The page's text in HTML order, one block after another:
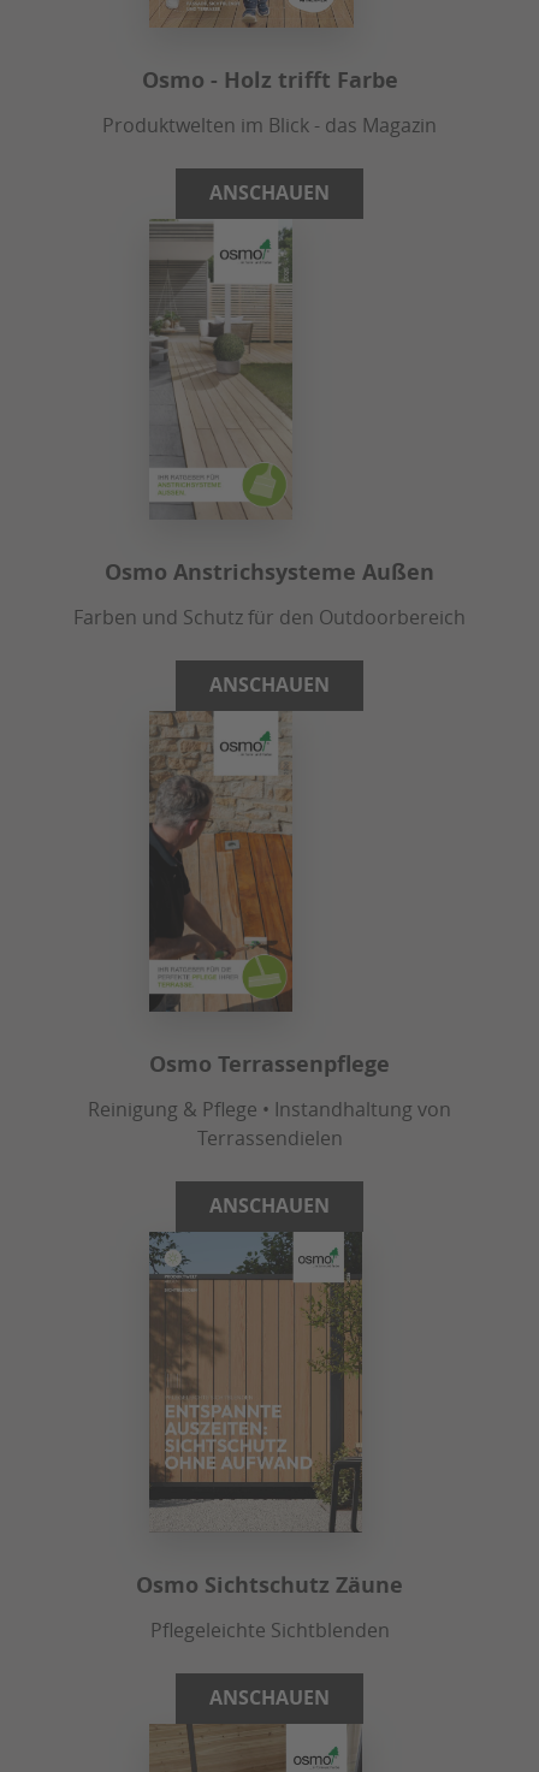
Osmo - Holz trifft Farbe
Produktwelten im Blick - das Magazin
ANSCHAUEN
Osmo Anstrichsysteme Außen
Farben und Schutz für den Outdoorbereich
ANSCHAUEN
Osmo Terrassenpflege
Reinigung & Pflege • Instandhaltung von
Terrassendielen
ANSCHAUEN
Osmo Sichtschutz Zäune
Pflegeleichte Sichtblenden
ANSCHAUEN